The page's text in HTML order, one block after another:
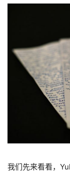
我们先来看看，